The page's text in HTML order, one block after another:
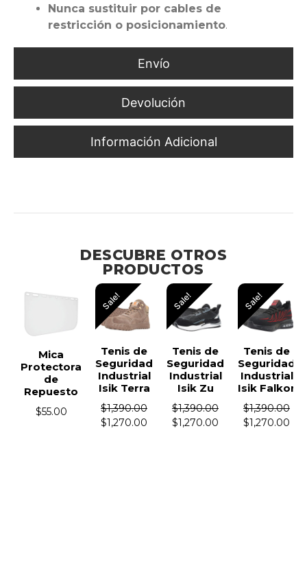
Envío
Devolución
Información Adicional
Nunca sustituir por cables de
restricción o posicionamiento.
DESCUBRE OTROS
PRODUCTOS
Mica
Protectora
de
Repuesto
$55.00
Sale!
Tenis de
Seguridad
Industrial
Isik Terra
$1,390.00
$1,270.00
Sale!
Tenis de
Seguridad
Industrial
Isik Zu
$1,390.00
$1,270.00
Sale!
Tenis de
Seguridad
Industrial
Isik Falkor
$1,390.00
$1,270.00